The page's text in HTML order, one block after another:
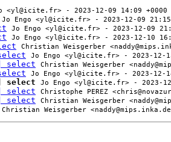
<yl@icite.fr> - 2023-12-09 14:09 +0000
Jo Engo <yl@icite.fr> - 2023-12-09 21:15
Jo Engo <yl@icite.fr> - 2023-12-09
Jo Engo <yl@icite.fr> - 2023-12-10
Christian Weisgerber
Jo Engo <yl@icite.fr> - 2023-12-
select Christian Weisgerber
Jo Engo <yl@icite.fr> - 2023-12-
select Jo Engo <yl@icite.fr> - 2023-
select Christophe PEREZ
select Christian Weisgerber
Christian Weisgerber